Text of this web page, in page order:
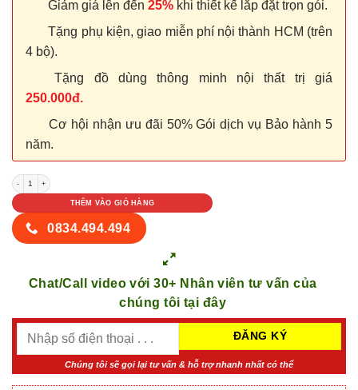
Giảm giá lên đến 25% khi thiết kế lắp đặt trọn gói.
Tặng phụ kiện, giao miễn phí nội thành HCM (trên
4 bộ).
Tặng đồ dùng thông minh nội thất trị giá
250.000đ.
Cơ hội nhận ưu đãi 50% Gói dịch vụ Bảo hành 5
năm.
Cửa nhựa PVC SGD B03-43 số lượng
THÊM VÀO GIỎ HÀNG
0834.494.494
Chat/Call video với 30+ Nhân viên tư vấn của
chúng tôi tại đây
Chúng tôi sẽ gọi lại tư vấn & hỗ trợ nhanh nhất có thể